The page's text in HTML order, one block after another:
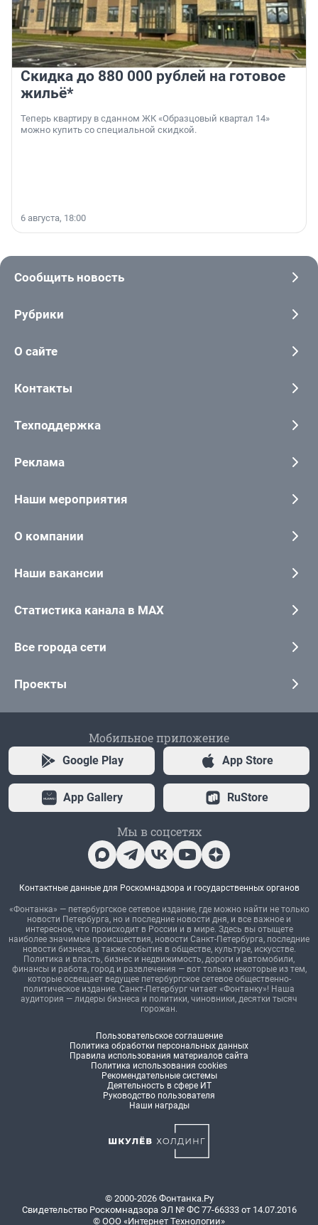
Скидка до 880 000 рублей на готовое
жильё*
Теперь квартиру в сданном ЖК «Образцовый квартал 14»
можно купить со специальной скидкой.
6 августа, 18:00
Сообщить новость
Рубрики
О сайте
Контакты
Техподдержка
Реклама
Наши мероприятия
О компании
Наши вакансии
Статистика канала в MAX
Все города сети
Проекты
Мобильное приложение
Google Play App Store
App Gallery RuStore
Мы в соцсетях
Контактные данные для Роскомнадзора и государственных органов
«Фонтанка» — петербургское сетевое издание, где можно найти не только
новости Петербурга, но и последние новости дня, и все важное и
интересное, что происходит в России и в мире. Здесь вы отыщете
наиболее значимые происшествия, новости Санкт-Петербурга, последние
новости бизнеса, а также события в обществе, культуре, искусстве.
Политика и власть, бизнес и недвижимость, дороги и автомобили,
финансы и работа, город и развлечения — вот только некоторые из тем,
которые освещает ведущее петербургское сетевое общественно-
политическое издание. Санкт-Петербург читает «Фонтанку»! Наша
аудитория — лидеры бизнеса и политики, чиновники, десятки тысяч
горожан.
Пользовательское соглашение
Политика обработки персональных данных
Правила использования материалов сайта
Политика использования cookies
Рекомендательные системы
Деятельность в сфере ИТ
Руководство пользователя
Наши награды
© 2000-2026 Фонтанка.Ру
Свидетельство Роскомнадзора ЭЛ № ФС 77-66333 от 14.07.2016
© ООО «Интернет Технологии»